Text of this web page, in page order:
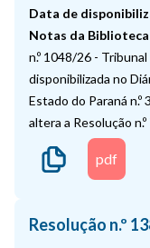
Data de
Notas da Biblioteca
n.º 1048/26 -
disponibilizada no
Estado do Paraná
altera a Resolução
pdf
Resolução n.º